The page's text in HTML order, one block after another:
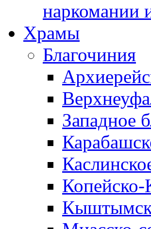
наркомании
Храмы
Благочиния
Западное
Копейско-